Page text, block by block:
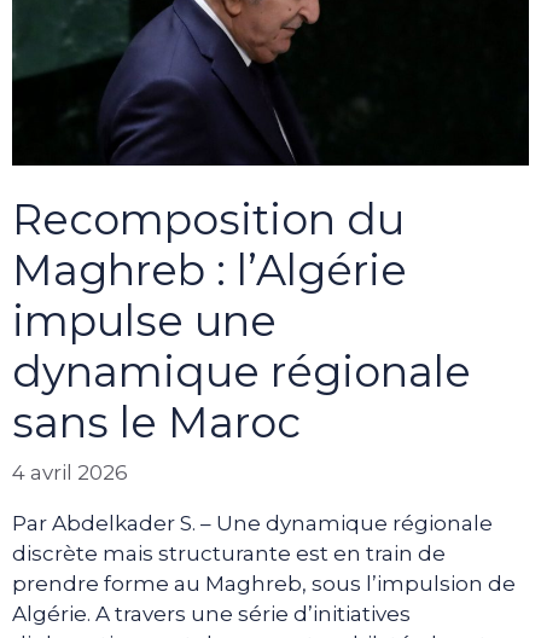
Recomposition du
Maghreb : l’Algérie
impulse une
dynamique régionale
sans le Maroc
4 avril 2026
Par Abdelkader S. – Une dynamique régionale
discrète mais structurante est en train de
prendre forme au Maghreb, sous l’impulsion de
Algérie. A travers une série d’initiatives